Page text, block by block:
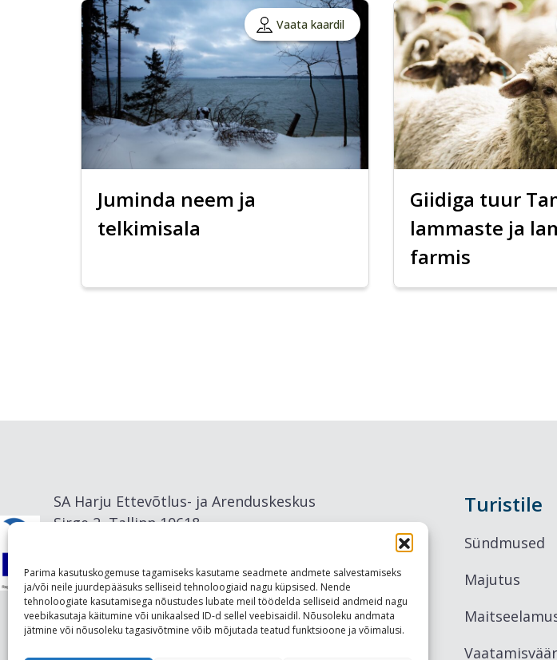
Parima kasutuskogemuse tagamiseks kasutame seadmete andmete salvestamiseks
ja/või neile juurdepääsuks selliseid tehnoloogiaid nagu küpsised. Nende
tehnoloogiate kasutamisega nõustudes lubate meil töödelda selliseid andmeid nagu
veebikasutaja käitumine või unikaalsed ID-d sellel veebisaidil. Nõusoleku andmata
jätmine või nõusoleku tagasivõtmine võib mõjutada teatud funktsioone ja võimalusi.
Vaata kaardil
Juminda neem ja
telkimisala
Giidiga tuur
lammaste ja
farmis
SA Harju Ettevõtlus- ja Arenduskeskus
Sirge 2, Tallinn 10618
Turistile
Sündmused
Majutus